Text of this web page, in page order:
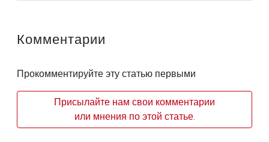
Комментарии
Прокомментируйте эту статью первыми
Присылайте нам свои комментарии
или мнения по этой статье.